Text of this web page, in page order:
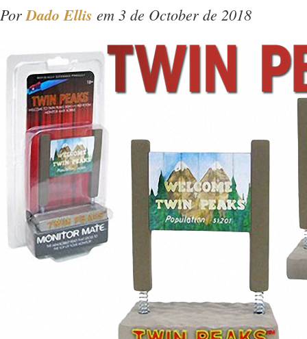
PorDado Ellis em 3 de October de 2018